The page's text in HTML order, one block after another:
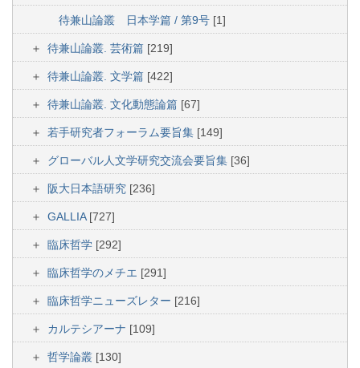
待兼山論叢 日本学篇 / 第9号 [1]
待兼山論叢. 芸術篇 [219]
待兼山論叢. 文学篇 [422]
待兼山論叢. 文化動態論篇 [67]
若手研究者フォーラム要旨集 [149]
グローバル人文学研究交流会要旨集 [36]
阪大日本語研究 [236]
GALLIA [727]
臨床哲学 [292]
臨床哲学のメチエ [291]
臨床哲学ニューズレター [216]
カルテシアーナ [109]
哲学論叢 [130]